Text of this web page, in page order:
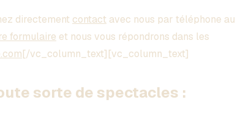
directement contact avec nous par téléphone au
formulaire et nous vous répondrons dans les
[/vc_column_text][vc_column_text]
sorte de spectacles :